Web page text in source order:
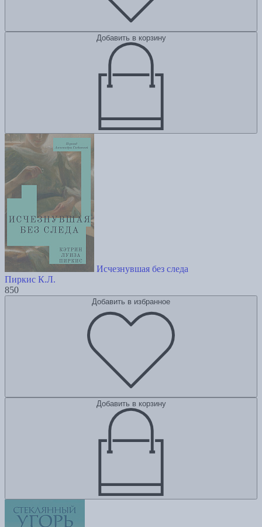
Добавить в корзину
Исчезнувшая без следа
Пиркис К.Л.
850
Добавить в избранное
Добавить в корзину